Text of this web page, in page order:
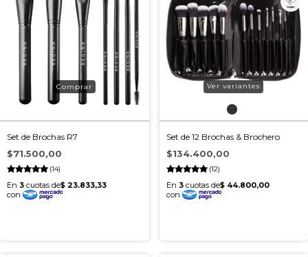
Set de Brochas R7
(14)
$71.500,00
Set de 12 Brochas & Brochero
(12)
$134.400,00
Ver variantes